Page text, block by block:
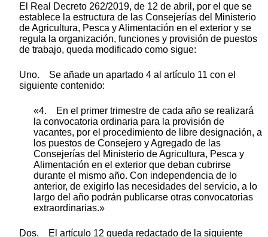
El Real Decreto 262/2019, de 12 de abril, por el que se
establece la estructura de las Consejerías del Ministerio
de Agricultura, Pesca y Alimentación en el exterior y se
regula la organización, funciones y provisión de puestos
de trabajo, queda modificado como sigue:
Uno. Se añade un apartado 4 al artículo 11 con el
siguiente contenido:
«4. En el primer trimestre de cada año se realizará
la convocatoria ordinaria para la provisión de
vacantes, por el procedimiento de libre designación, a
los puestos de Consejero y Agregado de las
Consejerías del Ministerio de Agricultura, Pesca y
Alimentación en el exterior que deban cubrirse
durante el mismo año. Con independencia de lo
anterior, de exigirlo las necesidades del servicio, a lo
largo del año podrán publicarse otras convocatorias
extraordinarias.»
Dos. El artículo 12 queda redactado de la siguiente